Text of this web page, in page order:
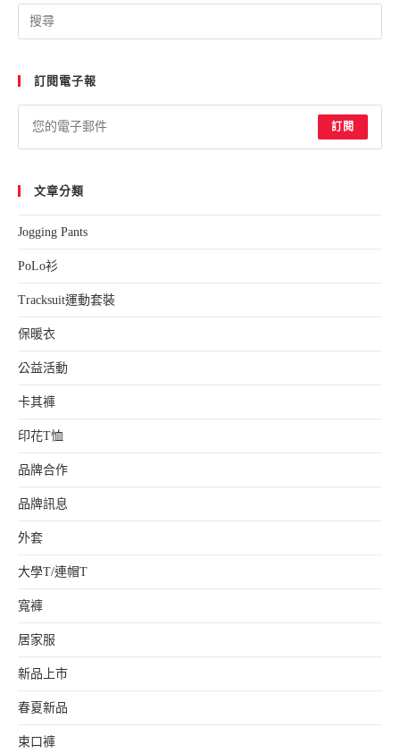
訂閱電子報
訂閱
文章分類
Jogging Pants
PoLo衫
Tracksuit運動套裝
保暖衣
公益活動
卡其褲
印花T恤
品牌合作
品牌訊息
外套
大學T/連帽T
寬褲
居家服
新品上市
春夏新品
束口褲